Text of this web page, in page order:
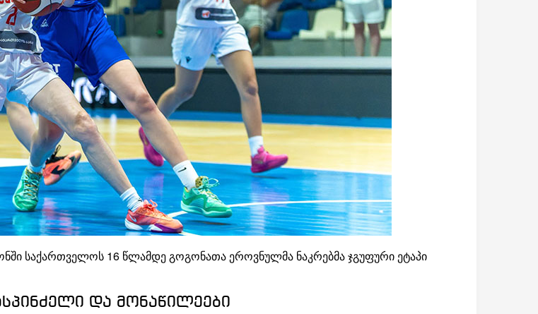
საქართველოს 16 წლამდე გოგონათა ეროვნულმა ნაკრებმა ჯგუფური ეტაპი
და მონაწილეები